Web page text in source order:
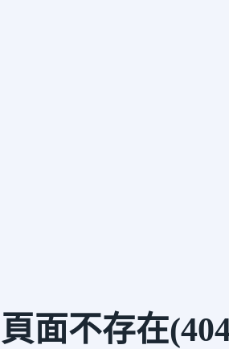
頁面不存在